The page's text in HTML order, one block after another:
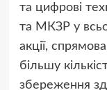
та цифрові
та МКЗР у
акції,
більшу
збереження